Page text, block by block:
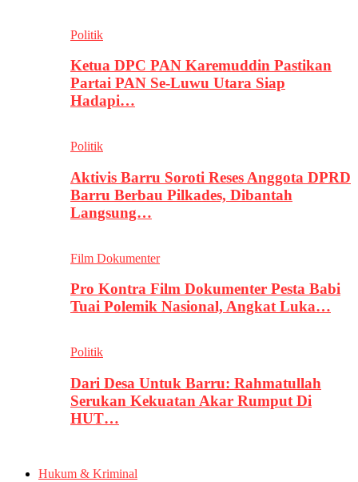
Politik
Ketua DPC PAN Karemuddin Pastikan
Partai PAN Se-Luwu Utara Siap
Hadapi…
Politik
Aktivis Barru Soroti Reses Anggota DPRD
Barru Berbau Pilkades, Dibantah
Langsung…
Film Dokumenter
Pro Kontra Film Dokumenter Pesta Babi
Tuai Polemik Nasional, Angkat Luka…
Politik
Dari Desa Untuk Barru: Rahmatullah
Serukan Kekuatan Akar Rumput Di
HUT…
Hukum & Kriminal